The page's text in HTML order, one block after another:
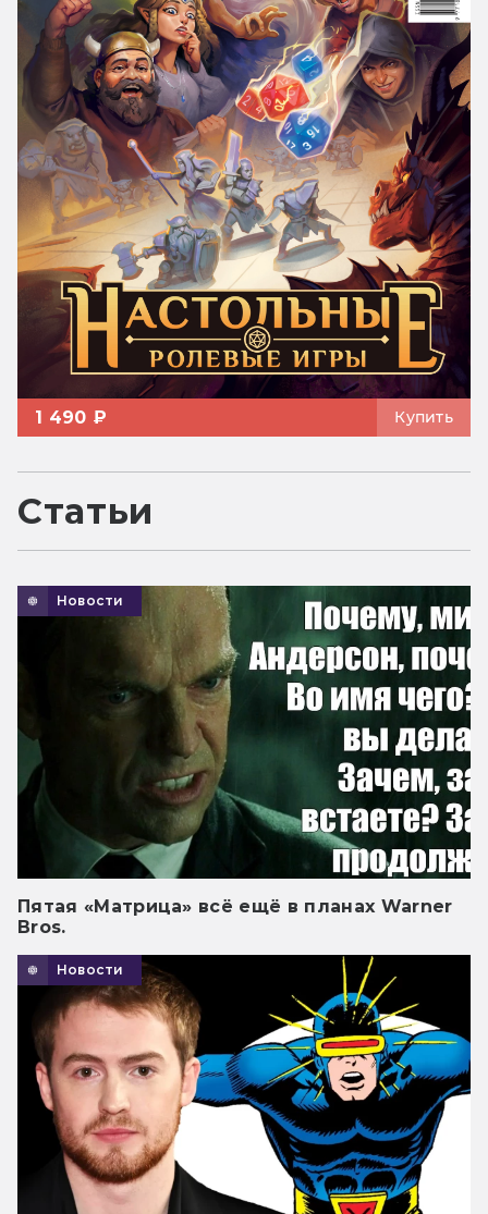
1 490 ₽ Купить
Статьи
Новости
Пятая «Матрица» всё ещё в планах Warner
Bros.
Новости